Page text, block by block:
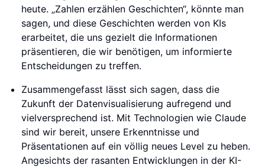
heute. „Zahlen erzählen Geschichten“, könnte man
sagen, und diese Geschichten werden von KIs
erarbeitet, die uns gezielt die Informationen
präsentieren, die wir benötigen, um informierte
Entscheidungen zu treffen.
Zusammengefasst lässt sich sagen, dass die
Zukunft der Datenvisualisierung aufregend und
vielversprechend ist. Mit Technologien wie Claude
sind wir bereit, unsere Erkenntnisse und
Präsentationen auf ein völlig neues Level zu heben.
Angesichts der rasanten Entwicklungen in der KI-